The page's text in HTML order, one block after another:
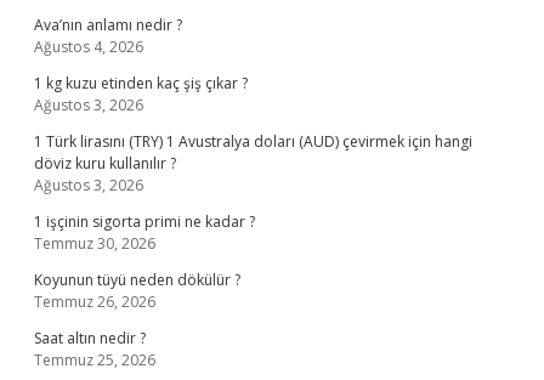
Ava’nın anlamı nedir ?
Ağustos 4, 2026
1 kg kuzu etinden kaç şiş çıkar ?
Ağustos 3, 2026
1 Türk lirasını (TRY) 1 Avustralya doları (AUD) çevirmek için hangi
döviz kuru kullanılır ?
Ağustos 3, 2026
1 işçinin sigorta primi ne kadar ?
Temmuz 30, 2026
Koyunun tüyü neden dökülür ?
Temmuz 26, 2026
Saat altın nedir ?
Temmuz 25, 2026